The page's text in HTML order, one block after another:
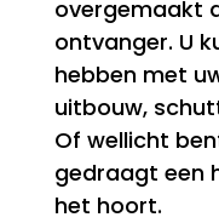
overgemaakt
ontvanger. U
hebben met
uitbouw,
Of wellicht
gedraagt een
het hoort.